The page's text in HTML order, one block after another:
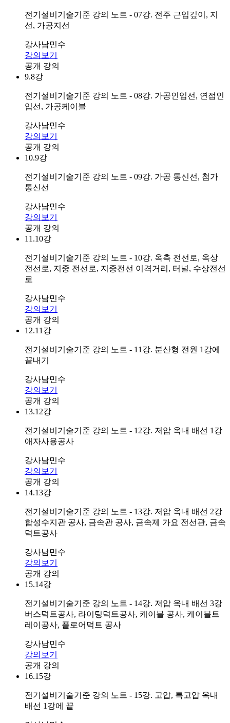
전기설비기술기준 강의 노트 - 07강. 전주 근입깊이, 지
선, 가공지선
강사남민수
강의보기
공개 강의
9.8강
전기설비기술기준 강의 노트 - 08강. 가공인입선, 연접인
입선, 가공케이블
강사남민수
강의보기
공개 강의
10.9강
전기설비기술기준 강의 노트 - 09강. 가공 통신선, 첨가
통신선
강사남민수
강의보기
공개 강의
11.10강
전기설비기술기준 강의 노트 - 10강. 옥측 전선로, 옥상
전선로, 지중 전선로, 지중전선 이격거리, 터널, 수상전선
로
강사남민수
강의보기
공개 강의
12.11강
전기설비기술기준 강의 노트 - 11강. 분산형 전원 1강에
끝내기
강사남민수
강의보기
공개 강의
13.12강
전기설비기술기준 강의 노트 - 12강. 저압 옥내 배선 1강
애자사용공사
강사남민수
강의보기
공개 강의
14.13강
전기설비기술기준 강의 노트 - 13강. 저압 옥내 배선 2강
합성수지관 공사, 금속관 공사, 금속제 가요 전선관, 금속
덕트공사
강사남민수
강의보기
공개 강의
15.14강
전기설비기술기준 강의 노트 - 14강. 저압 옥내 배선 3강
버스덕트공사, 라이팅덕트공사, 케이블 공사, 케이블트
레이공사, 플로어덕트 공사
강사남민수
강의보기
공개 강의
16.15강
전기설비기술기준 강의 노트 - 15강. 고압, 특고압 옥내
배선 1강에 끝